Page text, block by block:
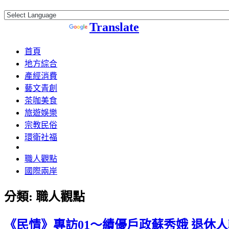
Translate
首頁
地方綜合
產經消費
藝文青創
茶咖美食
旅遊娛樂
宗教民俗
環衛社福
職人觀點
國際兩岸
分類: 職人觀點
《民情》專訪01〜績優戶政蘇秀娥 退休